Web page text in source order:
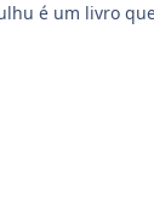
é um livro